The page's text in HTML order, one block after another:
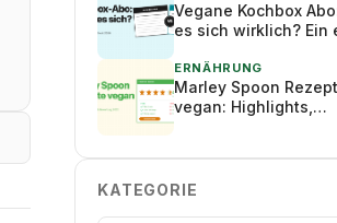
Vegane Kochbox
es sich wirklich? Ein
ERNÄHRUNG
Marley Spoon
vegan: Highlights,
KATEGORIE